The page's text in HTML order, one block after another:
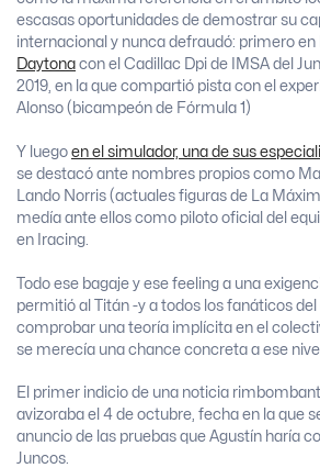
escasas oportunidades de demostrar su
internacional y nunca defraudó: primero en
Daytona con el Cadillac Dpi de IMSA del
2019, en la que compartió pista con el
Alonso (bicampeón de Fórmula 1)
Y luego en el simulador, una de sus
se destacó ante nombres propios como
Lando Norris (actuales figuras de La
medía ante ellos como piloto oficial del
en Iracing.
Todo ese bagaje y ese feeling a una
permitió al Titán -y a todos los fanáticos
comprobar una teoría implícita en el
se merecía una chance concreta a ese nivel.
El primer indicio de una noticia
avizoraba el 4 de octubre, fecha en la que
anuncio de las pruebas que Agustín haría
Juncos.